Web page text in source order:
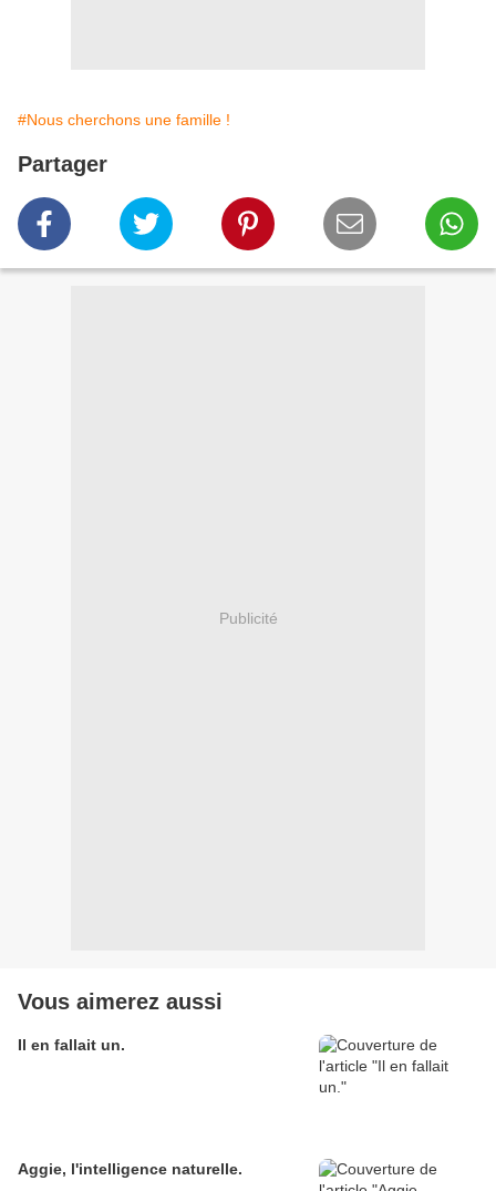
#Nous cherchons une famille !
Partager
Publicité
Vous aimerez aussi
Il en fallait un.
Aggie, l'intelligence naturelle.